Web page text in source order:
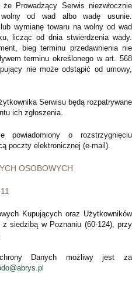
Prowadzący Serwis niezwłocznie
od wad albo wadę usunie.
wymianę towaru na wolny od wad
licząc od dnia stwierdzenia wady.
bieg terminu przedawnienia nie
terminu określonego w art. 568
nie może odstąpić od umowy,
Serwisu będą rozpatrywane
ich zgłoszenia.
powiadomiony o rozstrzygnięciu
poczty elektronicznej (e-mail).
OSOBOWYCH
Kupujących oraz Użytkowników
siedzibą w Poznaniu (60-124), przy
Danych możliwy jest za